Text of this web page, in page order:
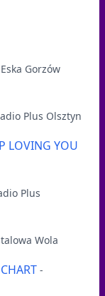
Gorzów
Plus Olsztyn
LOVING YOU
Plus
Wola
-